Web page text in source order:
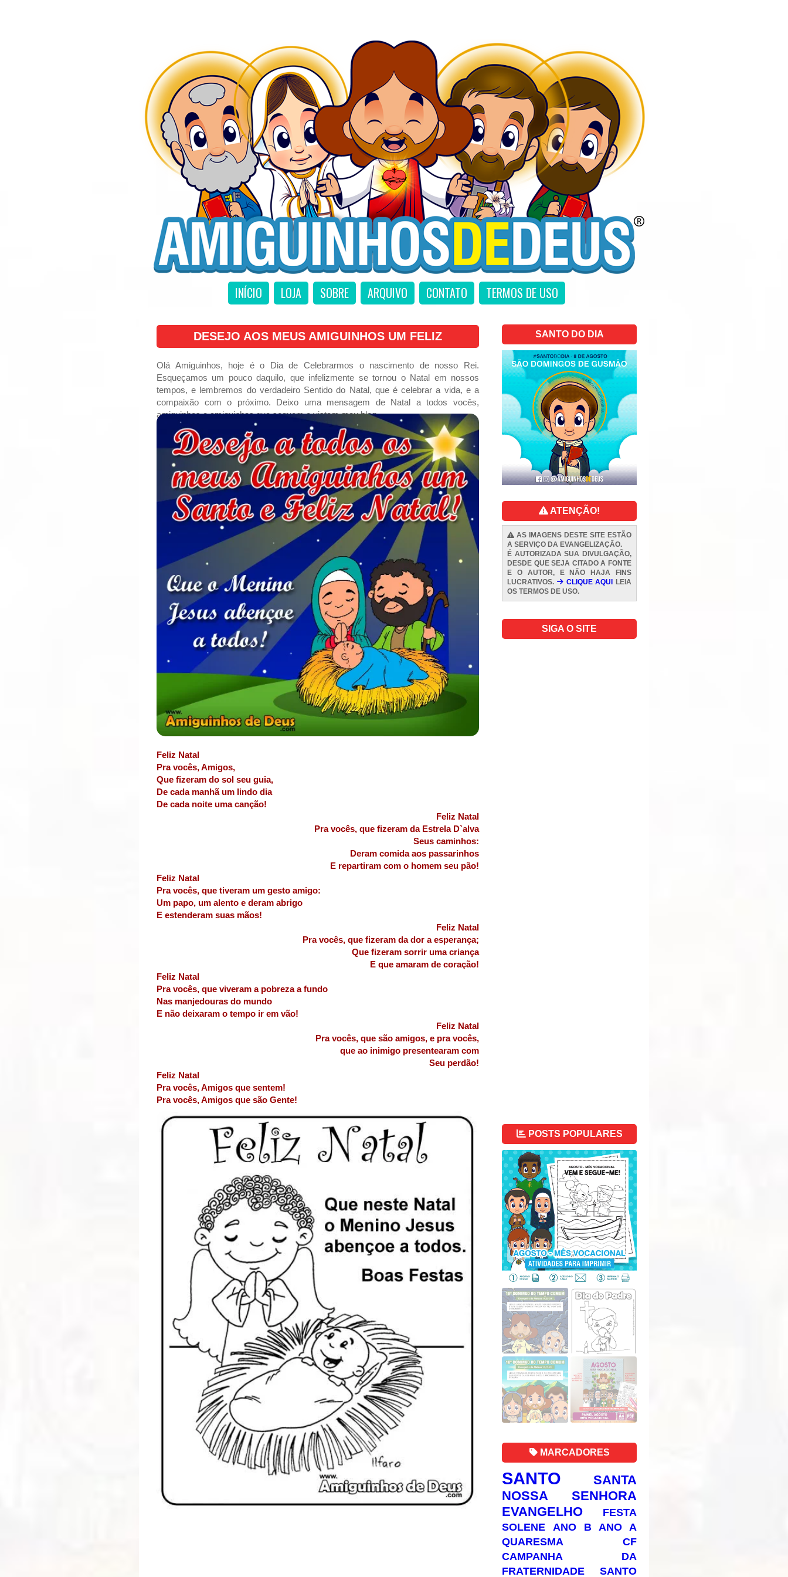
INÍCIO LOJA SOBRE ARQUIVO CONTATO TERMOS DE USO
DESEJO AOS MEUS AMIGUINHOS UM FELIZ
Olá Amiguinhos, hoje é o Dia de Celebrarmos o nascimento de nosso Rei.
Esqueçamos um pouco daquilo, que infelizmente se tornou o Natal em nossos
tempos, e lembremos do verdadeiro Sentido do Natal, que é celebrar a vida, e a
compaixão com o próximo. Deixo uma mensagem de Natal a todos vocês,
amiguinhos e amiguinhas que seguem e vistam meu blog.
Feliz Natal
Pra vocês, Amigos,
Que fizeram do sol seu guia,
De cada manhã um lindo dia
De cada noite uma canção!
Feliz Natal
Pra vocês, que fizeram da Estrela D`alva
Seus caminhos:
Deram comida aos passarinhos
E repartiram com o homem seu pão!
Feliz Natal
Pra vocês, que tiveram um gesto amigo:
Um papo, um alento e deram abrigo
E estenderam suas mãos!
Feliz Natal
Pra vocês, que fizeram da dor a esperança;
Que fizeram sorrir uma criança
E que amaram de coração!
Feliz Natal
Pra vocês, que viveram a pobreza a fundo
Nas manjedouras do mundo
E não deixaram o tempo ir em vão!
Feliz Natal
Pra vocês, que são amigos, e pra vocês,
que ao inimigo presentearam com
Seu perdão!
Feliz Natal
Pra vocês, Amigos que sentem!
Pra vocês, Amigos que são Gente!
SANTO DO DIA
ATENÇÃO!
AS IMAGENS DESTE SITE ESTÃO
A SERVIÇO DA EVANGELIZAÇÃO.
É AUTORIZADA SUA DIVULGAÇÃO,
DESDE QUE SEJA CITADO A FONTE
E O AUTOR, E NÃO HAJA FINS
LUCRATIVOS.
CLIQUE AQUI
LEIA
OS TERMOS DE USO.
SIGA O SITE
POSTS POPULARES
MARCADORES
SANTO
SANTA
NOSSA SENHORA
EVANGELHO
FESTA
SOLENE
ANO B
ANO A
QUARESMA
CF
CAMPANHA DA
FRATERNIDADE
SANTO